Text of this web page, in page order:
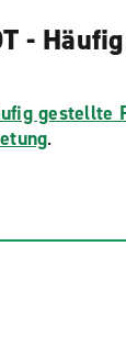
-
gestellte
.